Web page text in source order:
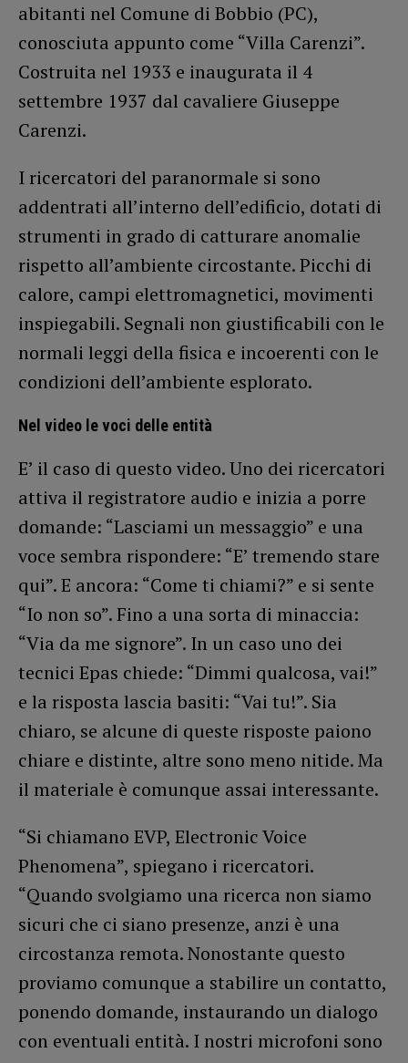
abitanti nel Comune di Bobbio (PC),
conosciuta appunto come “Villa Carenzi”.
Costruita nel 1933 e inaugurata il 4
settembre 1937 dal cavaliere Giuseppe
Carenzi.
I ricercatori del paranormale si sono
addentrati all’interno dell’edificio, dotati di
strumenti in grado di catturare anomalie
rispetto all’ambiente circostante. Picchi di
calore, campi elettromagnetici, movimenti
inspiegabili. Segnali non giustificabili con le
normali leggi della fisica e incoerenti con le
condizioni dell’ambiente esplorato.
Nel video le voci delle entità
E’ il caso di questo video. Uno dei ricercatori
attiva il registratore audio e inizia a porre
domande: “Lasciami un messaggio” e una
voce sembra rispondere: “E’ tremendo stare
qui”. E ancora: “Come ti chiami?” e si sente
“Io non so”. Fino a una sorta di minaccia:
“Via da me signore”. In un caso uno dei
tecnici Epas chiede: “Dimmi qualcosa, vai!”
e la risposta lascia basiti: “Vai tu!”. Sia
chiaro, se alcune di queste risposte paiono
chiare e distinte, altre sono meno nitide. Ma
il materiale è comunque assai interessante.
“Si chiamano EVP, Electronic Voice
Phenomena”, spiegano i ricercatori.
“Quando svolgiamo una ricerca non siamo
sicuri che ci siano presenze, anzi è una
circostanza remota. Nonostante questo
proviamo comunque a stabilire un contatto,
ponendo domande, instaurando un dialogo
con eventuali entità. I nostri microfoni sono